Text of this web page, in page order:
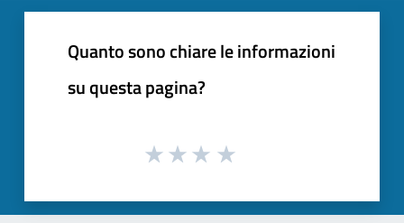
Quanto sono chiare le informazioni
su questa pagina?